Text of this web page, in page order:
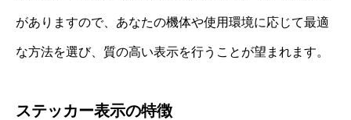
がありますので、あなたの機体や使用環境に応じて最適
な方法を選び、質の高い表示を行うことが望まれます。
ステッカー表示の特徴